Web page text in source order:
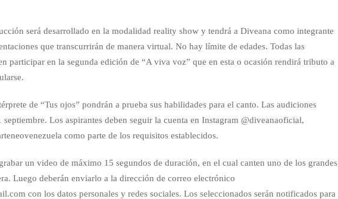
será desarrollado en la modalidad reality show y tendrá a Diveana como integrante
que transcurrirán de manera virtual. No hay límite de edades. Todas las
participar en la segunda edición de “A viva voz” que en esta o ocasión rendirá tributo a
de “Tus ojos” pondrán a prueba sus habilidades para el canto. Las audiciones
Los aspirantes deben seguir la cuenta en Instagram @diveanaoficial,
como parte de los requisitos establecidos.
un video de máximo 15 segundos de duración, en el cual canten uno de los grandes
Luego deberán enviarlo a la dirección de correo electrónico
con los datos personales y redes sociales. Los seleccionados serán notificados para